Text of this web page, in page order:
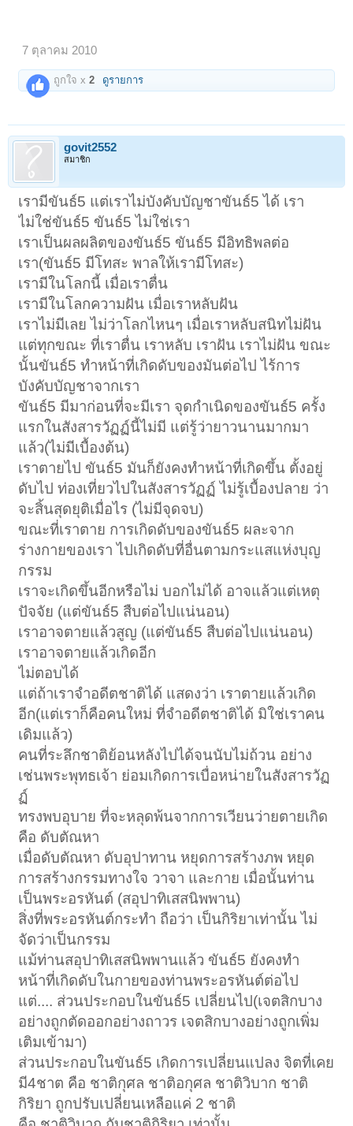
7 ตุลาคม 2010
ถูกใจ x2 ดูรายการ
govit2552
สมาชิก
เรามีขันธ์5 แต่เราไม่บังคับบัญชาขันธ์5 ได้ เรา
ไม่ใช่ขันธ์5 ขันธ์5 ไม่ใช่เรา
เราเป็นผลผลิตของขันธ์5 ขันธ์5 มีอิทธิพลต่อ
เรา(ขันธ์5 มีโทสะ พาลให้เรามีโทสะ)
เรามีในโลกนี้ เมื่อเราตื่น
เรามีในโลกความฝัน เมื่อเราหลับฝัน
เราไม่มีเลย ไม่ว่าโลกไหนๆ เมื่อเราหลับสนิทไม่ฝัน
แต่ทุกขณะ ที่เราตื่น เราหลับ เราฝัน เราไม่ฝัน ขณะ
นั้นขันธ์5 ทำหน้าที่เกิดดับของมันต่อไป ไร้การ
บังคับบัญชาจากเรา
ขันธ์5 มีมาก่อนที่จะมีเรา จุดกำเนิดของขันธ์5 ครั้ง
แรกในสังสารวัฏฏ์นี้ไม่มี แต่รู้ว่ายาวนานมากมา
แล้ว(ไม่มีเบื้องต้น)
เราตายไป ขันธ์5 มันก็ยังคงทำหน้าที่เกิดขึ้น ตั้งอยู่
ดับไป ท่องเที่ยวไปในสังสารวัฏฏ์ ไม่รู้เบื้องปลาย ว่า
จะสิ้นสุดยุติเมื่อไร (ไม่มีจุดจบ)
ขณะที่เราตาย การเกิดดับของขันธ์5 ผละจาก
ร่างกายของเรา ไปเกิดดับที่อื่นตามกระแสแห่งบุญ
กรรม
เราจะเกิดขึ้นอีกหรือไม่ บอกไม่ได้ อาจแล้วแต่เหตุ
ปัจจัย (แต่ขันธ์5 สืบต่อไปแน่นอน)
เราอาจตายแล้วสูญ (แต่ขันธ์5 สืบต่อไปแน่นอน)
เราอาจตายแล้วเกิดอีก
ไม่ตอบได้
แต่ถ้าเราจำอดีตชาติได้ แสดงว่า เราตายแล้วเกิด
อีก(แต่เราก็คือคนใหม่ ที่จำอดีตชาติได้ มิใช่เราคน
เดิมแล้ว)
คนที่ระลึกชาติย้อนหลังไปได้จนนับไม่ถ้วน อย่าง
เช่นพระพุทธเจ้า ย่อมเกิดการเบื่อหน่ายในสังสารวัฏ
ฏ์
ทรงพบอุบาย ที่จะหลุดพ้นจากการเวียนว่ายตายเกิด
คือ ดับตัณหา
เมื่อดับตัณหา ดับอุปาทาน หยุดการสร้างภพ หยุด
การสร้างกรรมทางใจ วาจา และกาย เมื่อนั้นท่าน
เป็นพระอรหันต์ (สอุปาทิเสสนิพพาน)
สิ่งที่พระอรหันต์กระทำ ถือว่า เป็นกิริยาเท่านั้น ไม่
จัดว่าเป็นกรรม
แม้ท่านสอุปาทิเสสนิพพานแล้ว ขันธ์5 ยังคงทำ
หน้าที่เกิดดับในกายของท่านพระอรหันต์ต่อไป
แต่.... ส่วนประกอบในขันธ์5 เปลี่ยนไป(เจตสิกบาง
อย่างถูกตัดออกอย่างถาวร เจตสิกบางอย่างถูกเพิ่ม
เติมเข้ามา)
ส่วนประกอบในขันธ์5 เกิดการเปลี่ยนแปลง จิตที่เคย
มี4ชาต คือ ชาติกุศล ชาติอกุศล ชาติวิบาก ชาติ
กิริยา ถูกปรับเปลี่ยนเหลือแค่ 2 ชาติ